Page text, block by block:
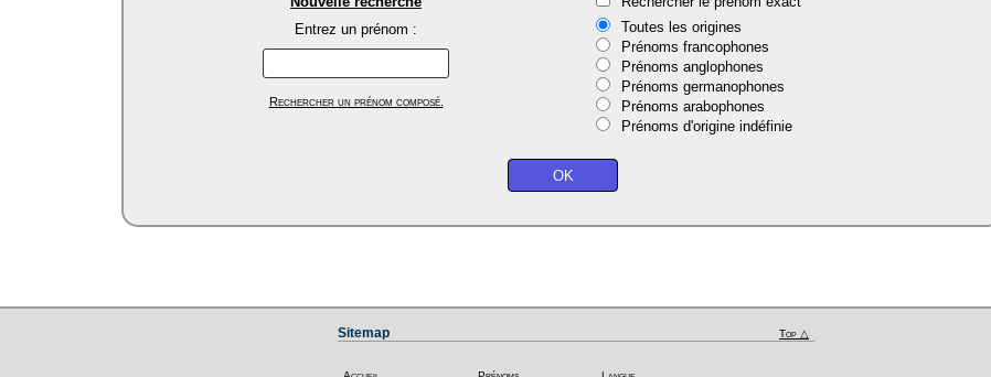
Entrez un prénom :
Rechercher un prénom composé.
Toutes les origines
Prénoms francophones
Prénoms anglophones
Prénoms germanophones
Prénoms arabophones
Prénoms d'origine indéfinie
Sitemap Top △